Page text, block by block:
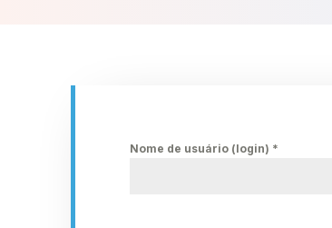
Nome de usuário (login) *